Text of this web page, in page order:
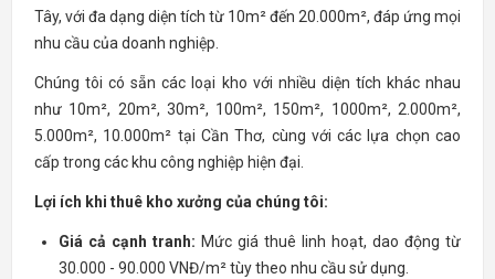
Tây, với đa dạng diện tích từ 10m² đến 20.000m², đáp ứng mọi
nhu cầu của doanh nghiệp.
Chúng tôi có sẵn các loại kho với nhiều diện tích khác nhau
như 10m², 20m², 30m², 100m², 150m², 1000m², 2.000m²,
5.000m², 10.000m² tại Cần Thơ, cùng với các lựa chọn cao
cấp trong các khu công nghiệp hiện đại.
Lợi ích khi thuê kho xưởng của chúng tôi:
Giá cả cạnh tranh: Mức giá thuê linh hoạt, dao động từ
30.000 - 90.000 VNĐ/m² tùy theo nhu cầu sử dụng.